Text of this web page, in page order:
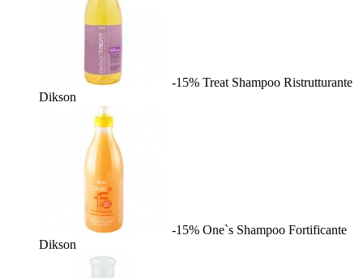
-15% Treat Shampoo Ristrutturante
Dikson
-15% One`s Shampoo Fortificante
Dikson